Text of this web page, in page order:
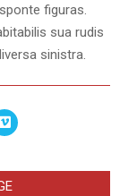
figuras.
sua rudis
sinistra.